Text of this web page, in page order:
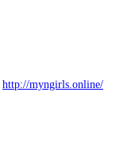
http://myngirls.online/